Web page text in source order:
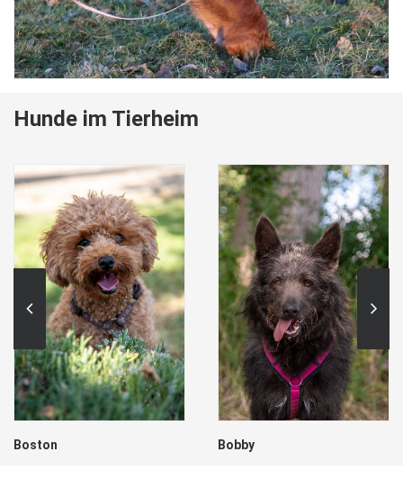
Hunde im Tierheim
Bobby Freddi